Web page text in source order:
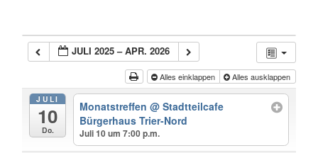
JULI 2025 – APR. 2026
Alles einklappen Alles ausklappen
JULI
10
Do.
Monatstreffen @ Stadtteilcafe
Bürgerhaus Trier-Nord
Juli 10 um 7:00 p.m.